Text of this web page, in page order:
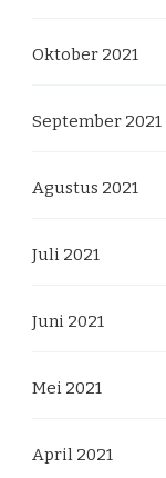
Oktober 2021
September 2021
Agustus 2021
Juli 2021
Juni 2021
Mei 2021
April 2021